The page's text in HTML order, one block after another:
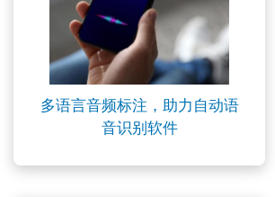
多语言音频标注，助力自动语
音识别软件